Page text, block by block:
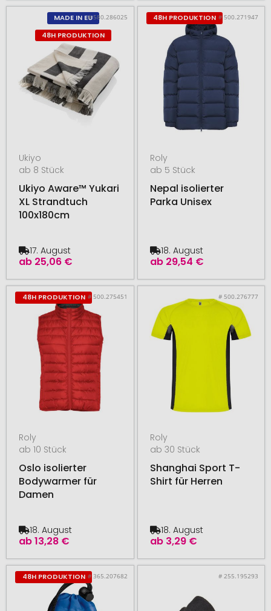
MADE IN EU
48H PRODUKTION
# 580.286025
Ukiyo
ab 8 Stück
Ukiyo Aware™ Yukari
XL Strandtuch
100x180cm
ab 25,06 €
17. August
48H PRODUKTION # 500.271947
Roly
ab 5 Stück
Nepal isolierter
Parka Unisex
ab 29,54 €
18. August
48H PRODUKTION # 500.275451
Roly
ab 10 Stück
Oslo isolierter
Bodywarmer für
Damen
ab13,28 €
18. August
# 500.276777
Roly
ab 30 Stück
Shanghai Sport T-
Shirt für Herren
ab 3,29 €
18. August
48H PRODUKTION # 365.207682 # 255.195293